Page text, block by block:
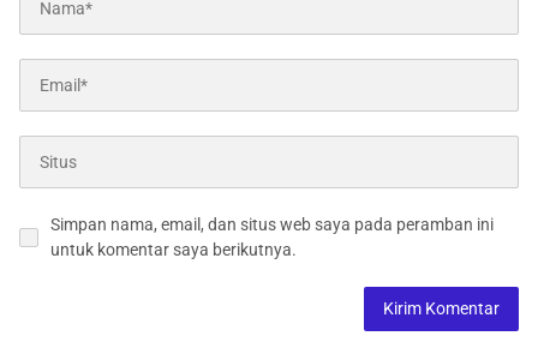
Simpan nama, email, dan situs web saya pada peramban ini
untuk komentar saya berikutnya.